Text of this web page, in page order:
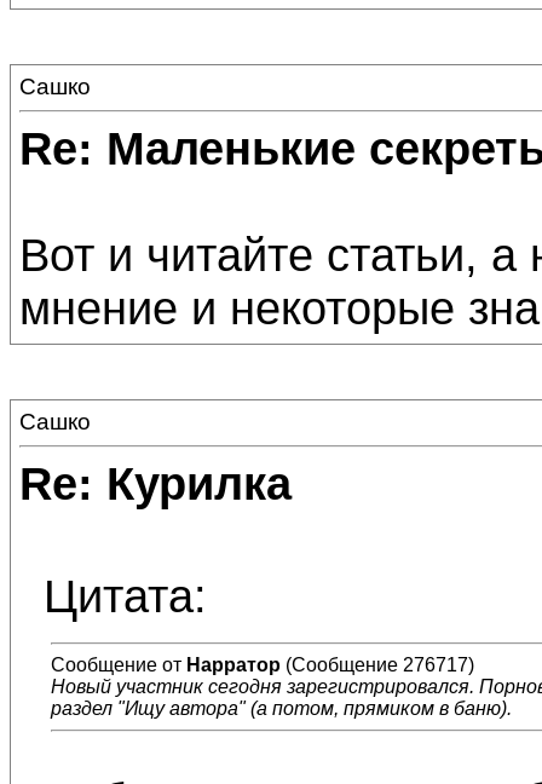
Сашко
Re: Маленькие
Вот и читайте статьи,
мнение и некоторые
Сашко
Re: Курилка
Цитата:
Сообщение от Нарратор (Сообщение 276717)
Новый участник сегодня зарегистрировался.
раздел "Ищу автора" (а потом, прямиком в баню).